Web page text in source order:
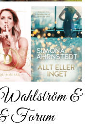
&
Forum